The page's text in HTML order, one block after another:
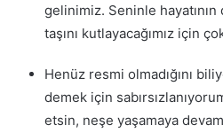
gelinimiz. Seninle
taşını kutlayacağımız için
Henüz resmi olmadığını
demek için
etsin, neşe yaşamaya